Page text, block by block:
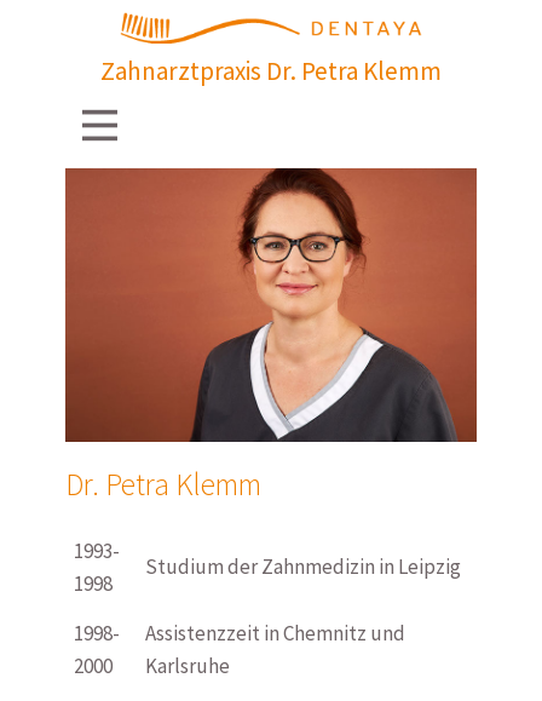
Zahnarztpraxis Dr. Petra Klemm
Dr. Petra Klemm
1993-
1998
Studium der Zahnmedizin in Leipzig
1998-
2000
Assistenzzeit in Chemnitz und
Karlsruhe